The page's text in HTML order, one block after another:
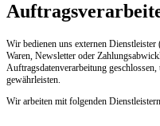
Wir bedienen uns externen
Waren, Newsletter oder
Auftragsdatenverarbeitung
gewährleisten.
Wir arbeiten mit folgenden